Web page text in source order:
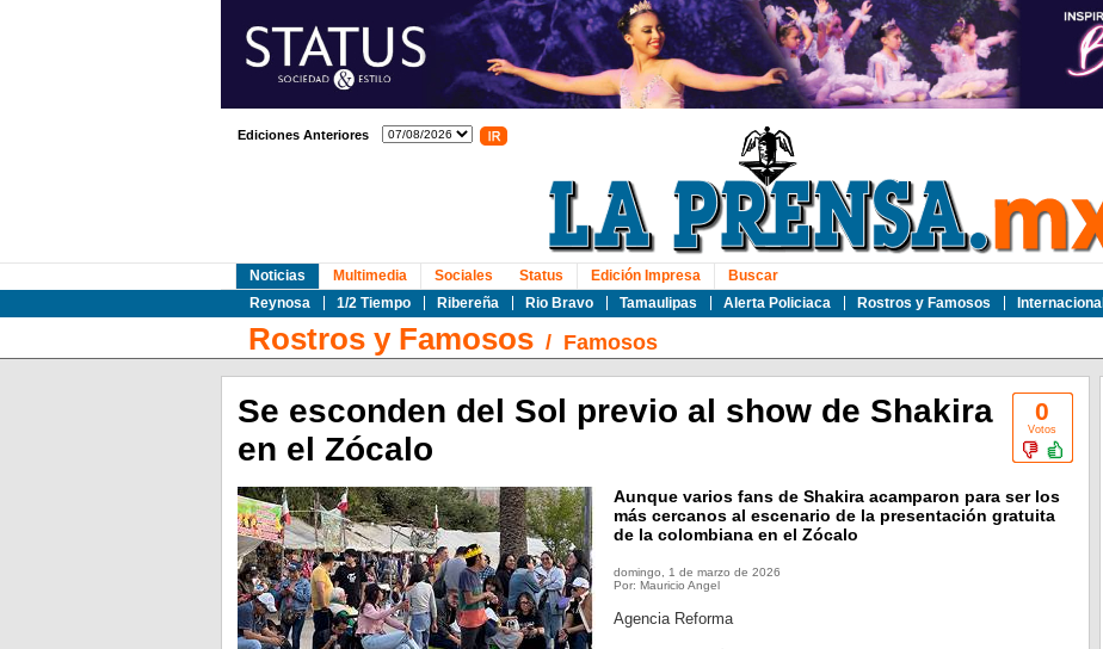
Ediciones Anteriores
Noticias
Reynosa
1/2 Tiempo Ribereña Rio Bravo Tamaulipas Alerta Policiaca Rostros y Famosos Internacional
Multimedia Sociales Status Edición Impresa Buscar
Rostros y Famosos/ Famosos
0
Votos
Se esconden del Sol previo al show de Shakira
en el Zócalo
Aunque varios fans de Shakira acamparon para ser los
más cercanos al escenario de la presentación gratuita
de la colombiana en el Zócalo
domingo, 1 de marzo de 2026
Por: Mauricio Angel
Agencia Reforma